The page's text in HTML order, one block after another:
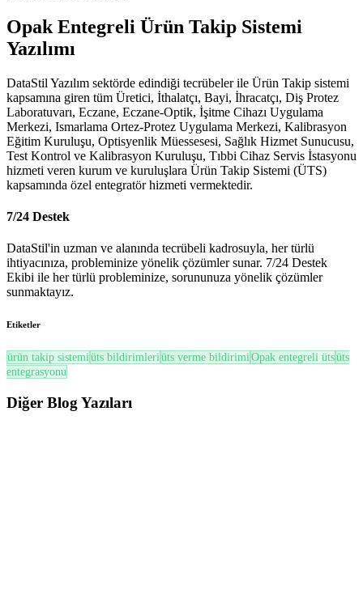
Opak Entegreli Ürün Takip Sistemi
Yazılımı
DataStil Yazılım sektörde edindiği tecrübeler ile Ürün Takip sistemi
kapsamına giren tüm Üretici, İthalatçı, Bayi, İhracatçı, Diş Protez
Laboratuvarı, Eczane, Eczane-Optik, İşitme Cihazı Uygulama
Merkezi, Ismarlama Ortez-Protez Uygulama Merkezi, Kalibrasyon
Eğitim Kuruluşu, Optisyenlik Müessesesi, Sağlık Hizmet Sunucusu,
Test Kontrol ve Kalibrasyon Kuruluşu, Tıbbi Cihaz Servis İstasyonu
hizmeti veren kurum ve kuruluşlara Ürün Takip Sistemi (ÜTS)
kapsamında özel entegratör hizmeti vermektedir.
7/24 Destek
DataStil'in uzman ve alanında tecrübeli kadrosuyla, her türlü
ihtiyacınıza, probleminize yönelik çözümler sunar. 7/24 Destek
Ekibi ile her türlü probleminize, sorununuza yönelik çözümler
sunmaktayız.
Etiketler
ürün takip sistemiüts bildirimleriüts verme bildirimiOpak entegreli ütsüts
entegrasyonu
Diğer Blog Yazıları